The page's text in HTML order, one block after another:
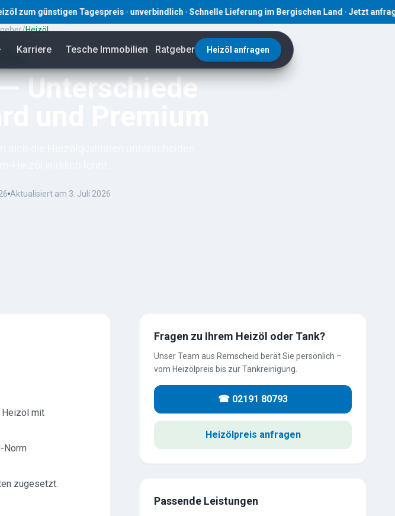
günstigen Tagespreis · unverbindlich · Schnelle Lieferung im Bergischen Land · Jetzt anfragen! · ☎
Karriere Tesche Immobilien Ratgeber Heizöl anfragen
/Heizöl
Unterschiede
Aktualisiert am 3. Juli 2026
Heizöl mit
Norm
zugesetzt.
Fragen zu Ihrem Heizöl oder Tank?
Unser Team aus Remscheid berät Sie persönlich –
vom Heizölpreis bis zur Tankreinigung.
☎ 02191 80793
Heizölpreis anfragen
Passende Leistungen